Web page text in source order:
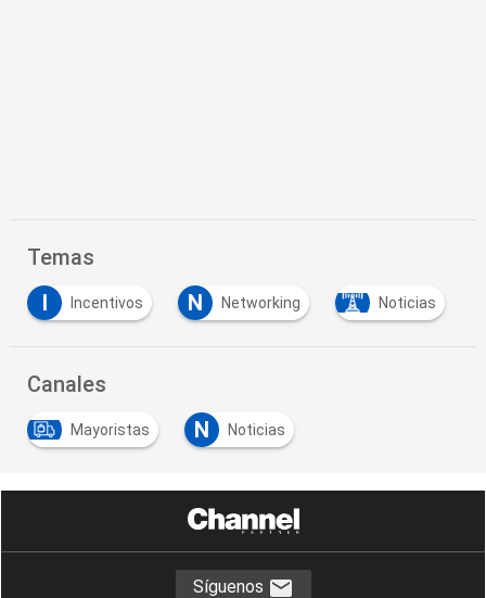
Temas
I
Incentivos N Networking Noticias
Canales
Mayoristas N Noticias
Síguenos